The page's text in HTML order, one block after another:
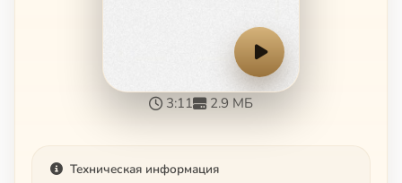
3:11 2.9 МБ
Техническая информация